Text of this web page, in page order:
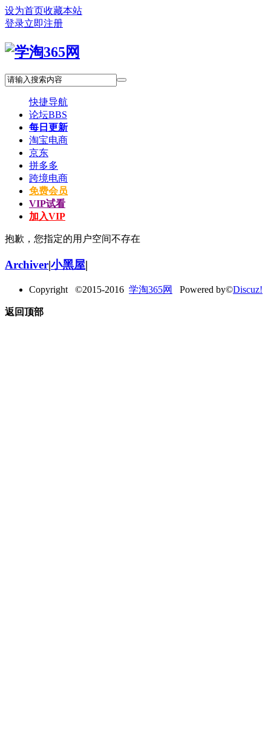
设为首页收藏本站
登录立即注册
快捷导航
论坛BBS
每日更新
淘宝电商
京东
拼多多
跨境电商
免费会员
VIP试看
加入VIP
抱歉，您指定的用户空间不存在
Archiver|小黑屋|
Copyright ©2015-2016 学淘365网 Powered by©Discuz!
返回顶部